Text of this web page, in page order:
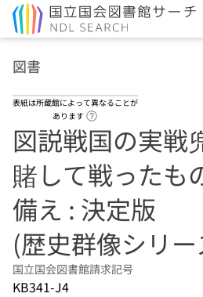
図書
表紙は所蔵館によって異なることが
あります
図説戦国の実戦
賭して戦ったも
備え : 決定版
(歴史群像シリー
国立国会図書館請求記号
KB341-J4